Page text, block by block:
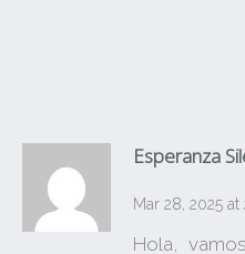
Esperanza
Mar 28, 2025 at
Hola,